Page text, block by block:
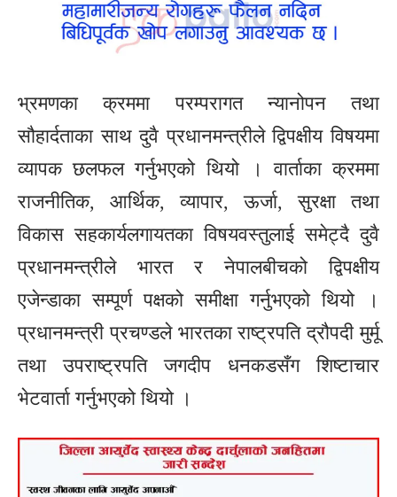
भ्रमणका क्रममा परम्परागत न्यानोपन तथा
सौहार्दताका साथ दुवै प्रधानमन्त्रीले द्विपक्षीय विषयमा
व्यापक छलफल गर्नुभएको थियो । वार्ताका क्रममा
राजनीतिक, आर्थिक, व्यापार, ऊर्जा, सुरक्षा तथा
विकास सहकार्यलगायतका विषयवस्तुलाई समेट्दै दुवै
प्रधानमन्त्रीले भारत र नेपालबीचको द्विपक्षीय
एजेन्डाका सम्पूर्ण पक्षको समीक्षा गर्नुभएको थियो ।
प्रधानमन्त्री प्रचण्डले भारतका राष्ट्रपति द्रौपदी मुर्मू
तथा उपराष्ट्रपति जगदीप धनकडसँग शिष्टाचार
भेटवार्ता गर्नुभएको थियो ।